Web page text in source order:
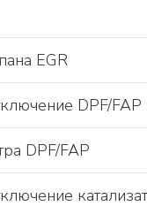
EGR
DPF/FAP
DPF/FAP